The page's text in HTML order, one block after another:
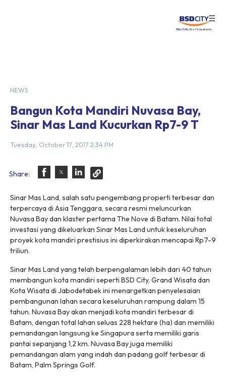
☰
NEWS
Bangun Kota Mandiri Nuvasa Bay,
Sinar Mas Land Kucurkan Rp7-9 T
Tuesday, October 17, 2017 2:34 PM
Share:
Sinar Mas Land, salah satu pengembang properti terbesar dan
terpercaya di Asia Tenggara, secara resmi meluncurkan
Nuvasa Bay dan klaster pertama The Nove di Batam. Nilai total
investasi yang dikeluarkan Sinar Mas Land untuk keseluruhan
proyek kota mandiri prestisius ini diperkirakan mencapai Rp7-9
triliun.
Sinar Mas Land yang telah berpengalaman lebih dari 40 tahun
membangun kota mandiri seperti BSD City, Grand Wisata dan
Kota Wisata di Jabodetabek ini menargetkan penyelesaian
pembangunan lahan secara keseluruhan rampung dalam 15
tahun. Nuvasa Bay akan menjadi kota mandiri terbesar di
Batam, dengan total lahan seluas 228 hektare (ha) dan memiliki
pemandangan langsung ke Singapura serta memiliki garis
pantai sepanjang 1,2 km. Nuvasa Bay juga memiliki
pemandangan alam yang indah dan padang golf terbesar di
Batam, Palm Springs Golf.